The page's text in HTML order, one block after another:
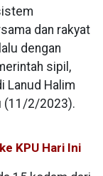
dan rakyat
dengan
sipil,
Lanud Halim
(11/2/2023).
KPU Hari Ini